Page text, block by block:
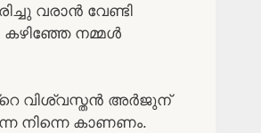
വരാൻ വേണ്ടി
കഴിഞ്ഞേ നമ്മൾ
വിശ്വസ്തൻ അർജുന്
നിന്നെ കാണണം.